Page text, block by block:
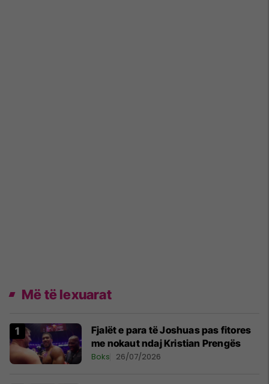
Më të lexuarat
Fjalët e para të Joshuas pas fitores
me nokaut ndaj Kristian Prengës
Boks 26/07/2026